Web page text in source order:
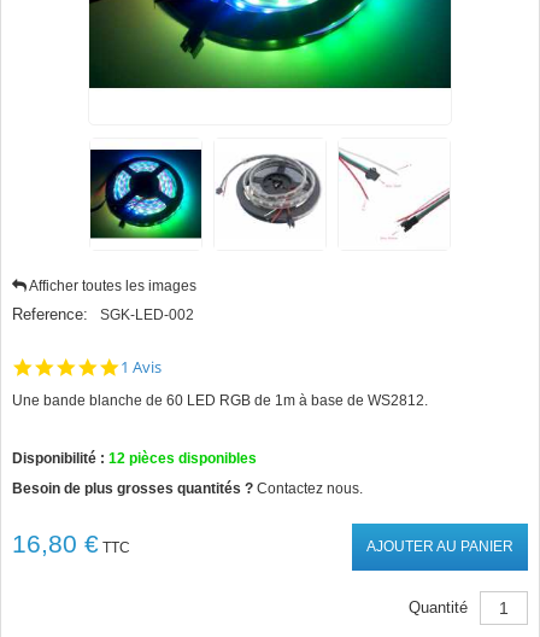
Afficher toutes les images
Reference: SGK-LED-002
5.0
rating
1 Avis
Une bande blanche de 60 LED RGB de 1m à base de WS2812.
Disponibilité :12 pièces disponibles
Besoin de plus grosses quantités ?Contactez nous.
16,80 € TTC AJOUTER AU PANIER
Quantité